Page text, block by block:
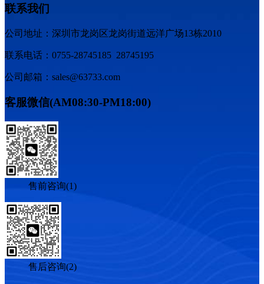
联系我们
公司地址：深圳市龙岗区龙岗街道远洋广场13栋2010
联系电话：0755-28745185 28745195
公司邮箱：sales@63733.com
客服微信(AM08:30-PM18:00)
售前咨询(1)
售后咨询(2)